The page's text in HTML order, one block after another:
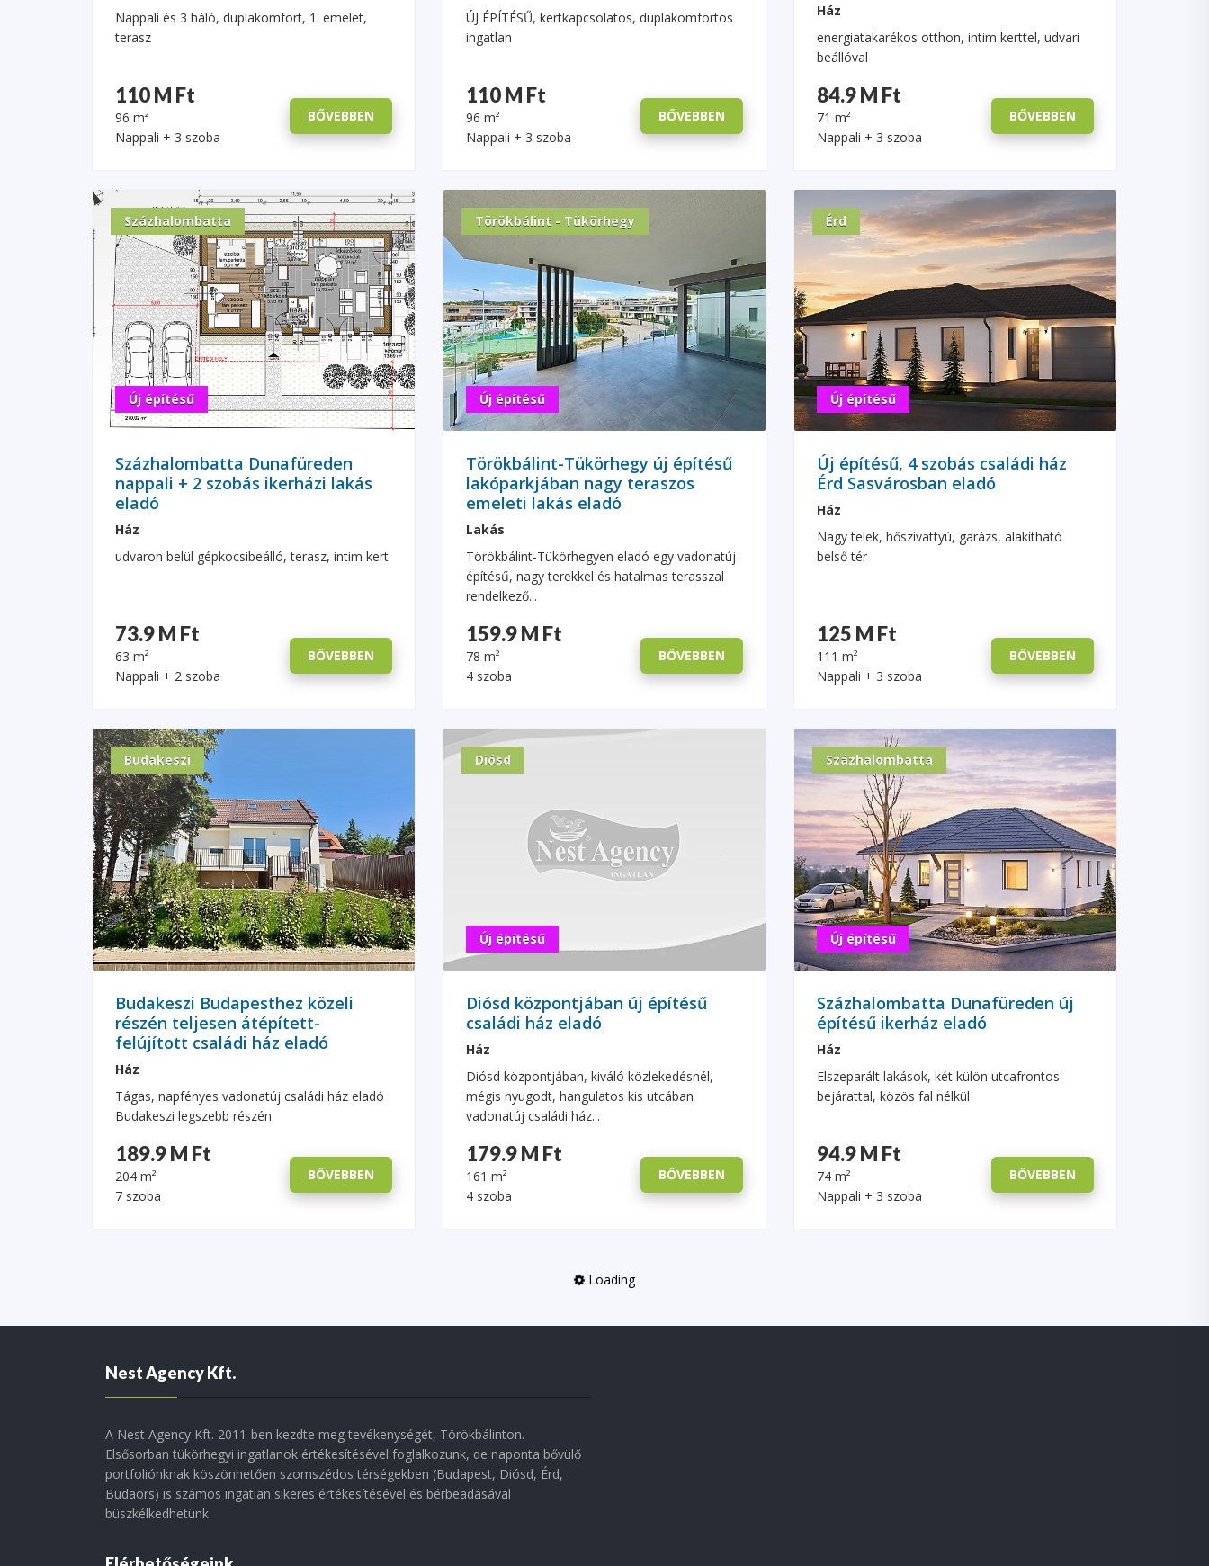
Nappali és 3 háló, duplakomfort, 1. emelet,
terasz
110 M Ft
96 m²
Nappali + 3 szoba
BŐVEBBEN
ÚJ ÉPÍTÉSŰ, kertkapcsolatos, duplakomfortos
ingatlan
110 M Ft
96 m²
Nappali + 3 szoba
BŐVEBBEN
Ház
energiatakarékos otthon, intim kerttel, udvari
beállóval
84.9 M Ft
71 m²
Nappali + 3 szoba
BŐVEBBEN
Százhalombatta
Új építésű
Százhalombatta Dunafüreden
nappali + 2 szobás ikerházi lakás
eladó
Ház
udvaron belül gépkocsibeálló, terasz, intim kert
73.9 M Ft
63 m²
Nappali + 2 szoba
BŐVEBBEN
Törökbálint - Tükörhegy
Új építésű
Törökbálint-Tükörhegy új építésű
lakóparkjában nagy teraszos
emeleti lakás eladó
Lakás
Törökbálint-Tükörhegyen eladó egy vadonatúj
építésű, nagy terekkel és hatalmas terasszal
rendelkező...
159.9 M Ft
78 m²
4 szoba
BŐVEBBEN
Érd
Új építésű
Új építésű, 4 szobás családi ház
Érd Sasvárosban eladó
Ház
Nagy telek, hőszivattyú, garázs, alakítható
belső tér
125 M Ft
111 m²
Nappali + 3 szoba
BŐVEBBEN
Budakeszi
Budakeszi Budapesthez közeli
részén teljesen átépített-
felújított családi ház eladó
Ház
Tágas, napfényes vadonatúj családi ház eladó
Budakeszi legszebb részén
189.9 M Ft
204 m²
7 szoba
BŐVEBBEN
Diósd
Új építésű
Diósd központjában új építésű
családi ház eladó
Ház
Diósd központjában, kiváló közlekedésnél,
mégis nyugodt, hangulatos kis utcában
vadonatúj családi ház...
179.9 M Ft
161 m²
4 szoba
BŐVEBBEN
Százhalombatta
Új építésű
Százhalombatta Dunafüreden új
építésű ikerház eladó
Ház
Elszeparált lakások, két külön utcafrontos
bejárattal, közös fal nélkül
94.9 M Ft
74 m²
Nappali + 3 szoba
BŐVEBBEN
Loading
Nest Agency Kft.
A Nest Agency Kft. 2011-ben kezdte meg tevékenységét, Törökbálinton.
Elsősorban tükörhegyi ingatlanok értékesítésével foglalkozunk, de naponta bővülő
portfoliónknak köszönhetően szomszédos térségekben (Budapest, Diósd, Érd,
Budaörs) is számos ingatlan sikeres értékesítésével és bérbeadásával
büszkélkedhetünk.